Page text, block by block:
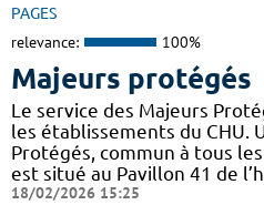
PAGES
relevance: 100%
Majeurs protégés
Le service des Majeurs
les établissements du CHU.
Protégés, commun à tous
est situé au Pavillon 41 de
18/02/2026 15:25